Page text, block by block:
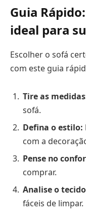
Guia
ideal para
Escolher o sofá
com este guia
Tire as
sofá.
Defina o estilo:
com a
Pense no
comprar.
Analise o
fáceis de limpar.